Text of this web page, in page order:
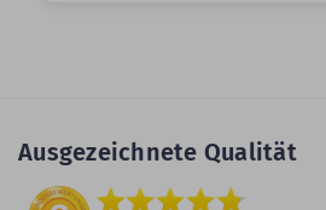
Ausgezeichnete Qualität